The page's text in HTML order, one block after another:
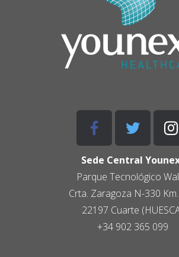
Sede Central
Parque Tecnológico
Crta. Zaragoza N-330
22197 Cuarte
+34 902 365 099